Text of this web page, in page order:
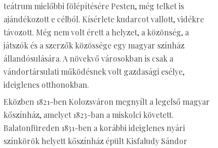
teátrum mielőbbi fölépítésére Pesten, még telket is
ajándékozott e célból. Kísérlete kudarcot vallott, vidékre
távozott. Még nem volt érett a helyzet, a közönség, a
játszók és a szerzők közössége egy magyar színház
állandósulására. A növekvő városokban is csak a
vándortársulati működésnek volt gazdasági esélye,
ideiglenes otthonokban.
Eközben 1821-ben Kolozsváron megnyílt a legelső magyar
kőszínház, amelyet 1823-ban a miskolci követett.
Balatonfüreden 1831-ben a korábbi ideiglenes nyári
színkörök helyett kőszínház épült Kisfaludy Sándor